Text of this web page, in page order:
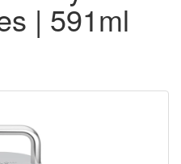
| 591ml